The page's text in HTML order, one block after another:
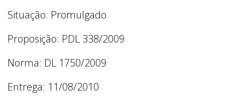
Situação: Promulgado
Proposição: PDL 338/2009
Norma: DL 1750/2009
Entrega: 11/08/2010